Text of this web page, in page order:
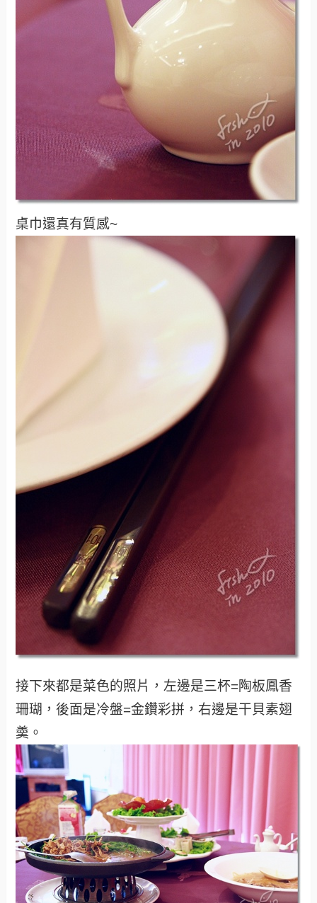
桌巾還真有質感~
接下來都是菜色的照片，左邊是三杯=陶板鳳香
珊瑚，後面是冷盤=金鑽彩拼，右邊是干貝素翅
羮。